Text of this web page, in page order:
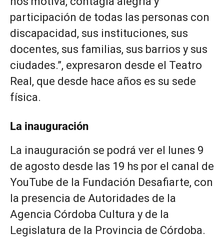
participación de todas las personas con
discapacidad, sus instituciones, sus
docentes, sus familias, sus barrios y sus
ciudades.”, expresaron desde el Teatro
Real, que desde hace años es su sede
física.
La inauguración
La inauguración se podrá ver el lunes 9
de agosto desde las 19 hs por el canal de
YouTube de la Fundación Desafiarte, con
la presencia de Autoridades de la
Agencia Córdoba Cultura y de la
Legislatura de la Provincia de Córdoba.